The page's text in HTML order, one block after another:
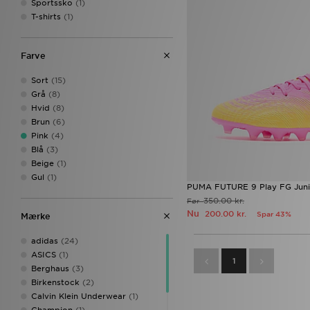
Sportssko (1)
T-shirts (1)
Farve
Sort (15)
Grå (8)
Hvid (8)
Brun (6)
Pink (4)
Blå (3)
Beige (1)
Gul (1)
Mærke
adidas (24)
ASICS (1)
Berghaus (3)
Birkenstock (2)
Calvin Klein Underwear (1)
PUMA FUTURE 9 Play FG
Før350.00 kr.
Nu 200.00 kr. Spar 43%
1